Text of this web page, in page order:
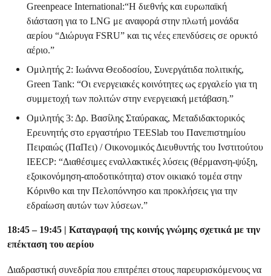
Greenpeace International:“Η διεθνής και ευρωπαϊκή
διάσταση για το LNG με αναφορά στην πλωτή μονάδα
αερίου “Διώρυγα FSRU” και τις νέες επενδύσεις σε ορυκτό
αέριο.”
Ομιλητής 2: Ιωάννα Θεοδοσίου, Συνεργάτιδα πολιτικής,
Green Tank: “Οι ενεργειακές κοινότητες ως εργαλείο για τη
συμμετοχή των πολιτών στην ενεργειακή μετάβαση.”
Ομιλητής 3: Δρ. Βασίλης Σταύρακας, Μεταδιδακτορικός
Ερευνητής στο εργαστήριο TEESlab του Πανεπιστημίου
Πειραιώς (ΠαΠει) / Οικονομικός Διευθυντής του Ινστιτούτου
IEECP: “Διαθέσιμες εναλλακτικές λύσεις (θέρμανση-ψύξη,
εξοικονόμηση-αποδοτικότητα) στον οικιακό τομέα στην
Κόρινθο και την Πελοπόννησο και προκλήσεις για την
εδραίωση αυτών των λύσεων.”
18:45 – 19:45 | Καταγραφή της κοινής γνώμης σχετικά με την
επέκταση του αερίου
Διαδραστική συνεδρία που επιτρέπει στους παρευρισκόμενους να